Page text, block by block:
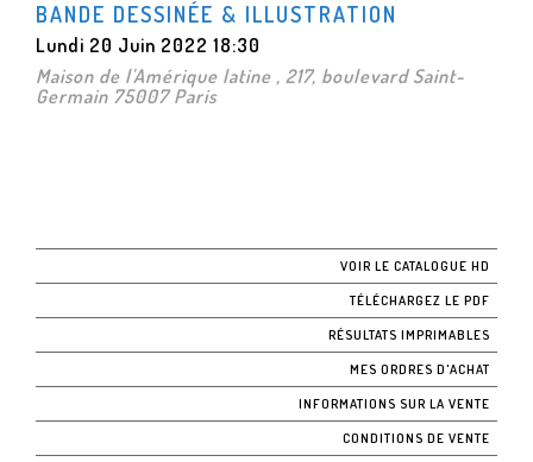
BANDE DESSINÉE & ILLUSTRATION
Lundi 20 Juin 2022 18:30
Maison de l'Amérique latine , 217, boulevard Saint-
Germain 75007 Paris
VOIR LE CATALOGUE HD
TÉLÉCHARGEZ LE PDF
RÉSULTATS IMPRIMABLES
MES ORDRES D'ACHAT
INFORMATIONS SUR LA VENTE
CONDITIONS DE VENTE